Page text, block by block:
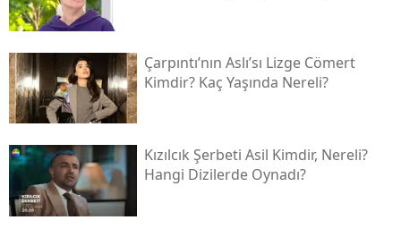
Çarpıntı’nın Aslı’sı Lizge Cömert
Kimdir? Kaç Yaşında Nereli?
Kızılcık Şerbeti Asil Kimdir, Nereli?
Hangi Dizilerde Oynadı?